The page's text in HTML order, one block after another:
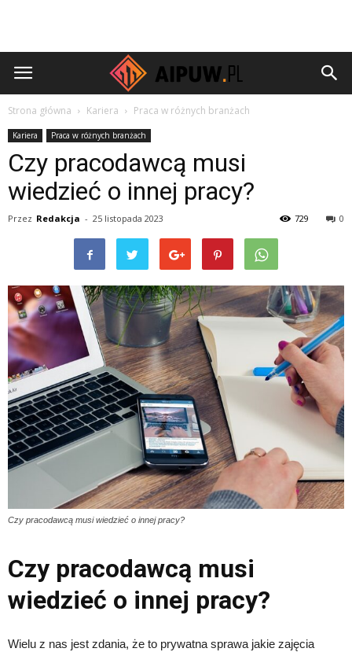
Aipuw.pl
Strona główna Kariera Praca w różnych branżach
Kariera Praca w różnych branżach
Czy pracodawcą musi
wiedzieć o innej pracy?
Przez Redakcja - 25 listopada 2023 0
729
Czy pracodawcą musi wiedzieć o innej pracy?
Czy pracodawcą musi
wiedzieć o innej pracy?
Wielu z nas jest zdania, że to prywatna sprawa jakie zajęcia